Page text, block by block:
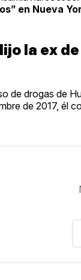
en Nueva
la ex
de drogas de
de 2017, él